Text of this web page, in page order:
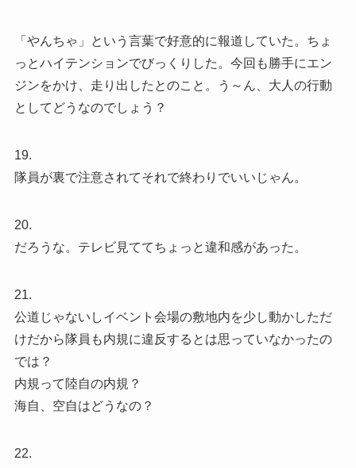
「やんちゃ」という言葉で好意的に報道していた。ちょ
っとハイテンションでびっくりした。今回も勝手にエン
ジンをかけ、走り出したとのこと。う～ん、大人の行動
としてどうなのでしょう？
19.
隊員が裏で注意されてそれで終わりでいいじゃん。
20.
だろうな。テレビ見ててちょっと違和感があった。
21.
公道じゃないしイベント会場の敷地内を少し動かしただ
けだから隊員も内規に違反するとは思っていなかったの
では？
内規って陸自の内規？
海自、空自はどうなの？
22.